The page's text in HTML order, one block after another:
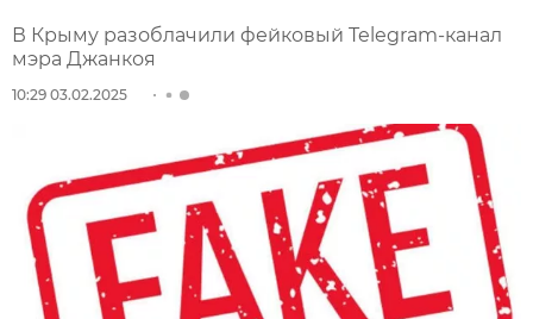
В Крыму разоблачили фейковый Telegram-канал
мэра Джанкоя
10:29 03.02.2025